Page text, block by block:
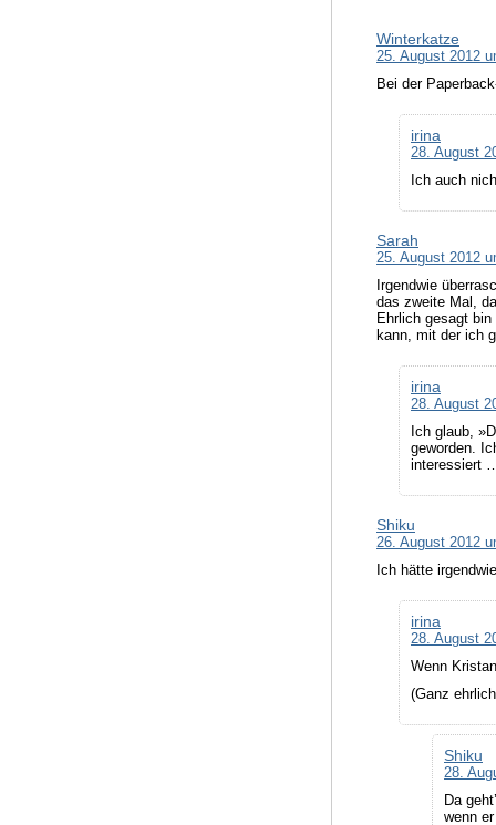
Winterkatze
25. August 2012
Bei der
irina
28. August
Ich auch
Sarah
25. August 2012
Irgendwie
das zweite Mal,
Ehrlich gesagt
kann, mit der ich
irina
28. August
Ich glaub,
geworden.
interessiert
Shiku
26. August 2012
Ich hätte
irina
28. August
Wenn
(Ganz
Shiku
28.
Da
wenn